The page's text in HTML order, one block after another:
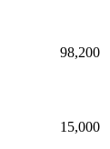
98,200
15,000